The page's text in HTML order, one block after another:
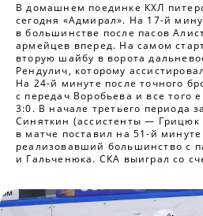
В домашнем поединке КХЛ
сегодня «Адмирал». На 17-й
в большинстве после пасов
армейцев вперед. На самом
вторую шайбу в ворота
Рендулич, которому
На 24-й минуте после точного
с передач Воробьева и все того
3:0. В начале третьего периода
Синяткин (ассистенты — Грицюк
в матче поставил на 51-й
реализовавший большинство с
и Гальченюка. СКА выиграл со